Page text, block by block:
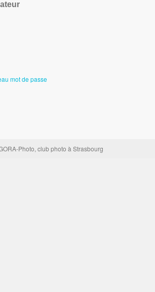
mot de passe
Photo, club photo à Strasbourg